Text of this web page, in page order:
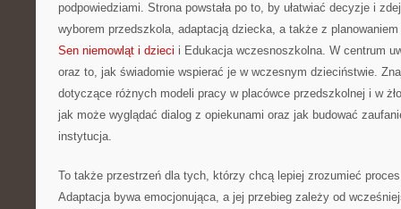
podpowiedziami. Strona powstała po to, by ułatwiać decyzje i
wyborem przedszkola, adaptacją dziecka, a także z
Sen niemowląt i dzieci i Edukacja wczesnoszkolna. W centrum
oraz to, jak świadomie wspierać je w wczesnym dzieciństwie.
dotyczące różnych modeli pracy w placówce przedszkolnej i w
jak może wyglądać dialog z opiekunami oraz jak budować
instytucja.
To także przestrzeń dla tych, którzy chcą lepiej zrozumieć
Adaptacja bywa emocjonująca, a jej przebieg zależy od